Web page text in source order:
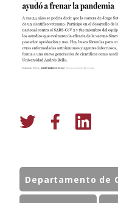
Departamento de